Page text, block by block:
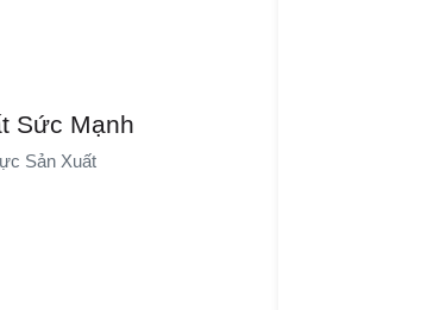
Sức Mạnh
Sản Xuất
100 Máy Ép Nhựa Và Hơn 600
Hóa Của Chúng Tôi, Thông Qua
Ưu Hóa Các
Giám Sát Thời
Phân Tích Hệ